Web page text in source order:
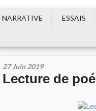
NARRATIVE ESSAIS
27 Juin 2019
Lecture de